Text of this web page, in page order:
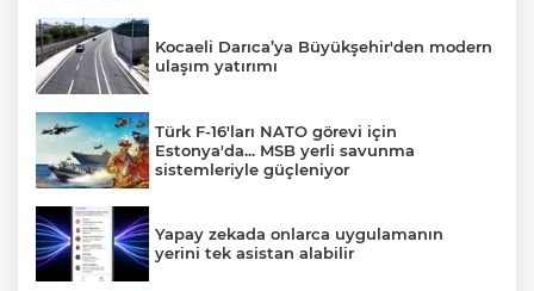
Kocaeli Darıca’ya Büyükşehir'den modern
ulaşım yatırımı
Türk F-16'ları NATO görevi için
Estonya'da... MSB yerli savunma
sistemleriyle güçleniyor
Yapay zekada onlarca uygulamanın
yerini tek asistan alabilir